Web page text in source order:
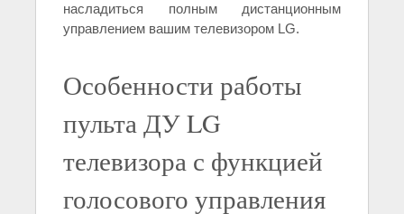
насладиться полным дистанционным
управлением вашим телевизором LG.
Особенности работы
пульта ДУ LG
телевизора с функцией
голосового управления